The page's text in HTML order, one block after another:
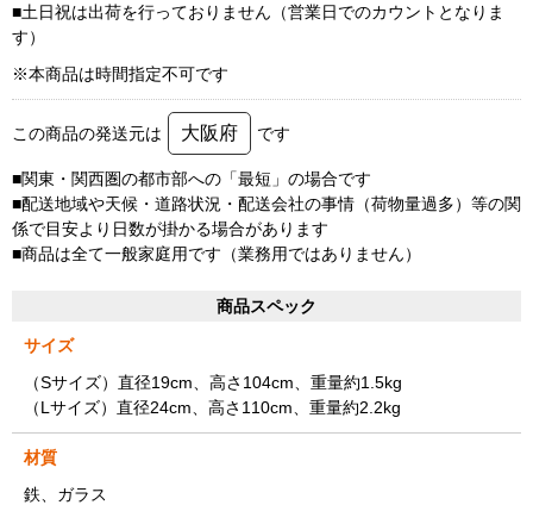
■土日祝は出荷を行っておりません（営業日でのカウントとなりま
す）
※本商品は時間指定不可です
この商品の発送元は 大阪府 です
■関東・関西圏の都市部への「最短」の場合です
■配送地域や天候・道路状況・配送会社の事情（荷物量過多）等の関
係で目安より日数が掛かる場合があります
■商品は全て一般家庭用です（業務用ではありません）
商品スペック
サイズ
（Sサイズ）直径19cm、高さ104cm、重量約1.5kg
（Lサイズ）直径24cm、高さ110cm、重量約2.2kg
材質
鉄、ガラス